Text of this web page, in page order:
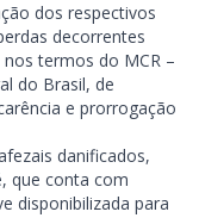
dos respectivos
decorrentes
termos do MCR –
do Brasil, de
e prorrogação
danificados,
que conta com
disponibilizada para